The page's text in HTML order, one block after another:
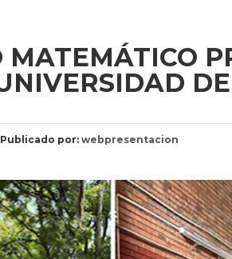
MATEMÁTICO
Publicado por: webpresentacion